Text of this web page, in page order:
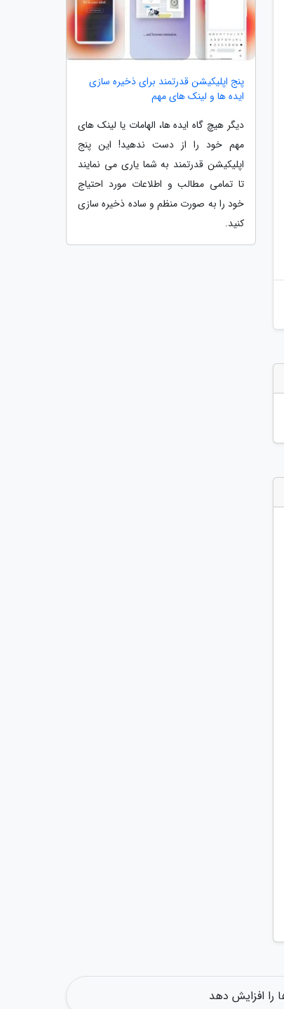
پنج اپلیکیشن قدرتمند برای ذخیره سازی
ایده ها و لینک های مهم
دیگر هیچ گاه ایده ها، الهامات یا لینک های
مهم خود را از دست ندهید! این پنج
اپلیکیشن قدرتمند به شما یاری می نمایند
تا تمامی مطالب و اطلاعات مورد احتیاج
خود را به صورت منظم و ساده ذخیره سازی
کنید.